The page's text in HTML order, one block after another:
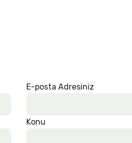
E-posta Adresiniz
Konu